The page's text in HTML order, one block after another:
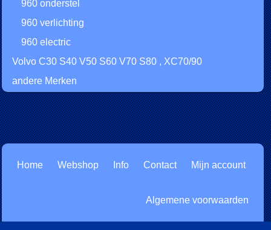
960 onderstel
960 verlichting
960 electric
Volvo C30 S40 V50 S60 V70 S80 , XC70/90
andere Merken
Home Webshop Info Contact Mijn account
Algemene voorwaarden